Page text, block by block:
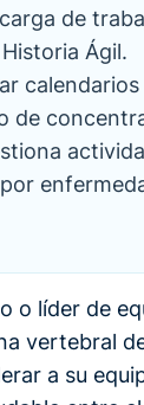
de
Ágil.
de
o líder de
vertebral
a su